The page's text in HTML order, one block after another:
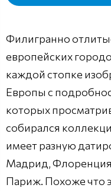
Филигранно
европейских
каждой стопке
Европы с
которых
собирался
имеет разную
Мадрид,
Париж. Похоже что